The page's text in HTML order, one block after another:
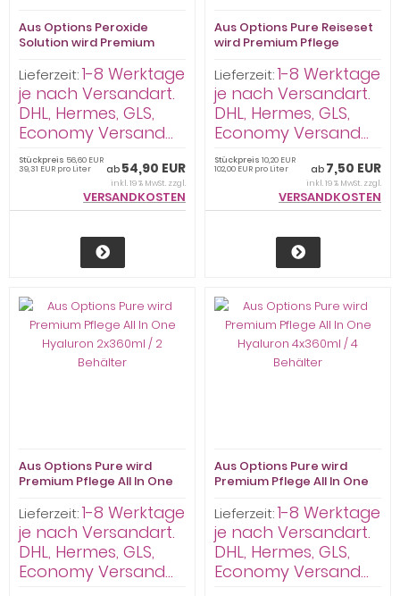
Aus Options Peroxide
Solution wird Premium
Behälter
Lieferzeit:1-8 Werktage
je nach Versandart.
DHL, Hermes, GLS,
Economy Versand...
ab 54,90 EUR
Stückpreis 56,60 EUR
39,31 EUR pro Liter
inkl. 19 % MwSt. zzgl.
VERSANDKOSTEN
Aus Options Pure Reiseset
wird Premium Pflege
Hyaluron 100ml / 1 Behälter
Lieferzeit:1-8 Werktage
je nach Versandart.
DHL, Hermes, GLS,
Economy Versand...
ab 7,50 EUR
Stückpreis 10,20 EUR
102,00 EUR pro Liter
inkl. 19 % MwSt. zzgl.
VERSANDKOSTEN
Aus Options Pure wird
Premium Pflege All In One
Behälter
Lieferzeit:1-8 Werktage
je nach Versandart.
DHL, Hermes, GLS,
Economy Versand...
Aus Options Pure wird
Premium Pflege All In One
Behälter
Lieferzeit:1-8 Werktage
je nach Versandart.
DHL, Hermes, GLS,
Economy Versand...